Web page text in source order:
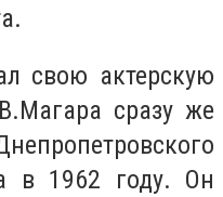
свою актерскую
сразу же
в 1962 году. Он